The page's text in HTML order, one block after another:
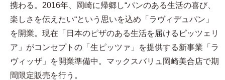
携わる。2016年、岡崎に帰郷し“パンのある生活の喜び、
楽しさを伝えたい“という思いを込め「ラヴィデュパン」
を開業。現在「日本のピザのある生活を届けるピッツェリ
ア」がコンセプトの「生ピッツァ」を提供する新事業「ラ
ヴィッザ」を開業準備中。マックスバリュ岡崎美合店で期
間限定販売を行う。